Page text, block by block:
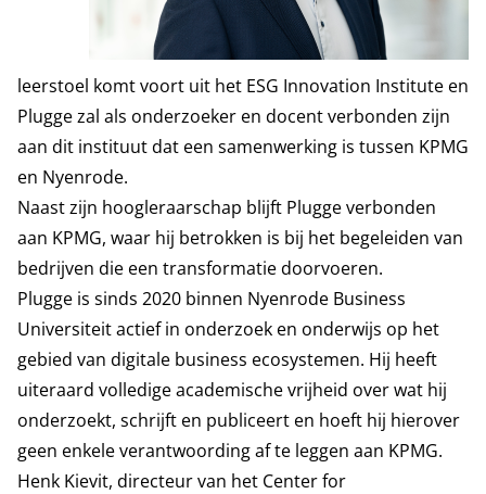
leerstoel komt voort uit het ESG Innovation Institute en
Plugge zal als onderzoeker en docent verbonden zijn
aan dit instituut dat een samenwerking is tussen KPMG
en Nyenrode.
Naast zijn hoogleraarschap blijft Plugge verbonden
aan KPMG, waar hij betrokken is bij het begeleiden van
bedrijven die een transformatie doorvoeren.
Plugge is sinds 2020 binnen Nyenrode Business
Universiteit actief in onderzoek en onderwijs op het
gebied van digitale business ecosystemen. Hij heeft
uiteraard volledige academische vrijheid over wat hij
onderzoekt, schrijft en publiceert en hoeft hij hierover
geen enkele verantwoording af te leggen aan KPMG.
Henk Kievit, directeur van het Center for